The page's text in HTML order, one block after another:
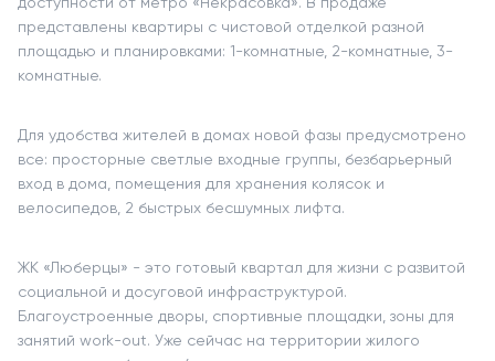
представлены квартиры с чистовой отделкой разной
площадью и планировками: 1-комнатные, 2-комнатные, 3-
комнатные.
Для удобства жителей в домах новой фазы предусмотрено
все: просторные светлые входные группы, безбарьерный
вход в дома, помещения для хранения колясок и
велосипедов, 2 быстрых бесшумных лифта.
ЖК «Люберцы» - это готовый квартал для жизни с развитой
социальной и досуговой инфраструктурой.
Благоустроенные дворы, спортивные площадки, зоны для
занятий work-out. Уже сейчас на территории жилого